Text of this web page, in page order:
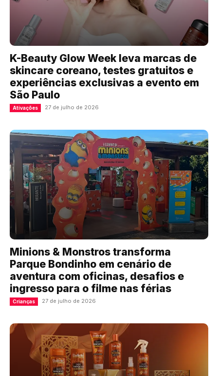
K-Beauty Glow Week leva marcas de
skincare coreano, testes gratuitos e
experiências exclusivas a evento em
São Paulo
Ativações 27 de julho de 2026
Minions & Monstros transforma
Parque Bondinho em cenário de
aventura com oficinas, desafios e
ingresso para o filme nas férias
Crianças 27 de julho de 2026